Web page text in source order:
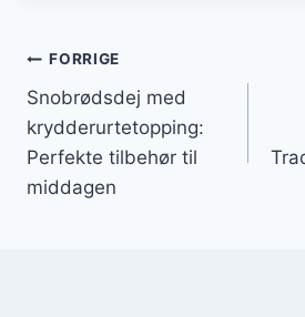
Indlægsnavigation
FORRIGE
Snobrødsdej med
krydderurtetopping:
Perfekte tilbehør til
middagen